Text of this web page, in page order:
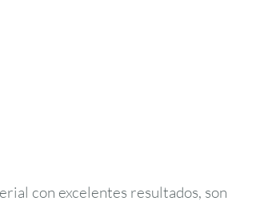
con excelentes resultados, son